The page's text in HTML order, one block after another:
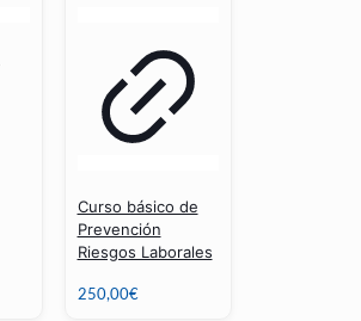
Curso básico de
Prevención
Riesgos Laborales
250,00€